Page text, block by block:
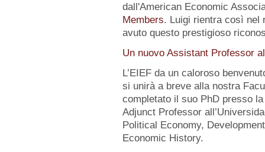
dall'American Economic
Members. Luigi rientra così nel
avuto questo prestigioso
Un nuovo Assistant Professor
L’EIEF da un caloroso
si unirà a breve alla nostra
completato il suo PhD presso
Adjunct Professor
Political Economy,
Economic History.